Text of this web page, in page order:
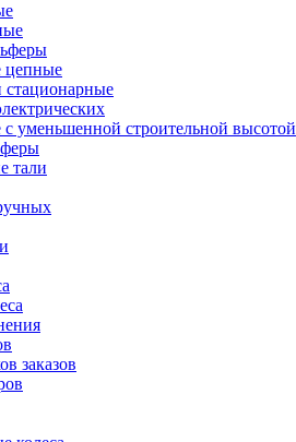
цепные
стационарные
с уменьшенной строительной высотой
тали
заказов